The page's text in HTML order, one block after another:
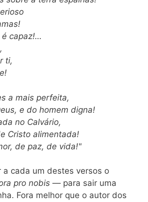
é capaz!…
ti,
a mais perfeita,
e do homem digna!
no Calvário,
Cristo alimentada!
de paz, de vida!"
a cada um destes versos o
pro nobis — para sair uma
Fora melhor que o autor dos